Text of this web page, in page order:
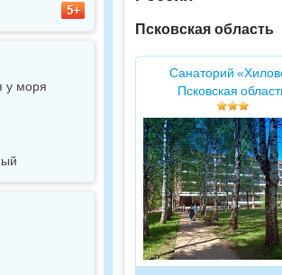
у моря
Псковская область
Санаторий
Псковская